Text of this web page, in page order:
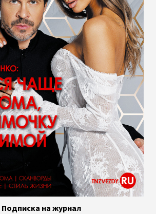
Подписка на журнал